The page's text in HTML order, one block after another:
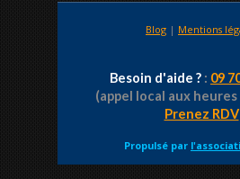
Blog | Mentions
Besoin d'aide ? : 09
(appel local aux
Prenez RDV
Propulsé par